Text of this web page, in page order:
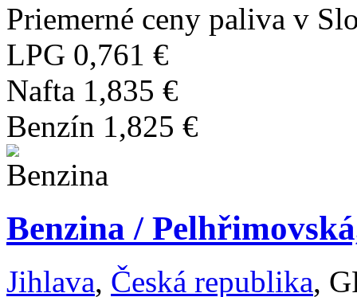
Priemerné ceny paliva v
LPG 0,761 €
Nafta 1,835 €
Benzín 1,825 €
Benzina /
Jihlava, Česká republika,